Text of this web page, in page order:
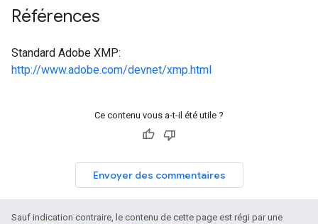
Références
Standard Adobe XMP:
http://www.adobe.com/devnet/xmp.html
Ce contenu vous a-t-il été utile ?
Envoyer des commentaires
Sauf indication contraire, le contenu de cette page est régi par une